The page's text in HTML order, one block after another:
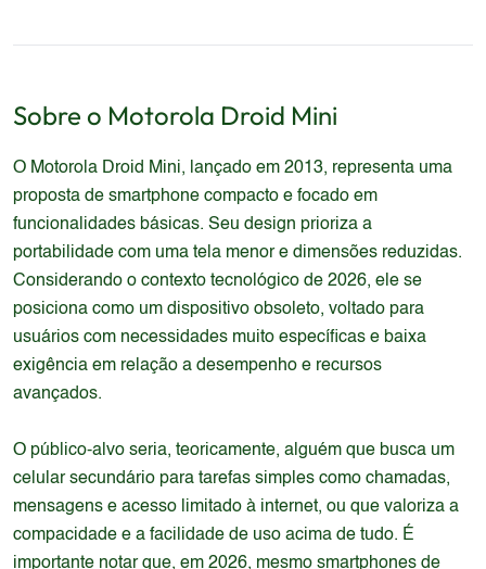
Sobre o Motorola Droid Mini
O Motorola Droid Mini, lançado em 2013, representa uma
proposta de smartphone compacto e focado em
funcionalidades básicas. Seu design prioriza a
portabilidade com uma tela menor e dimensões reduzidas.
Considerando o contexto tecnológico de 2026, ele se
posiciona como um dispositivo obsoleto, voltado para
usuários com necessidades muito específicas e baixa
exigência em relação a desempenho e recursos
avançados.
O público-alvo seria, teoricamente, alguém que busca um
celular secundário para tarefas simples como chamadas,
mensagens e acesso limitado à internet, ou que valoriza a
compacidade e a facilidade de uso acima de tudo. É
importante notar que, em 2026, mesmo smartphones de